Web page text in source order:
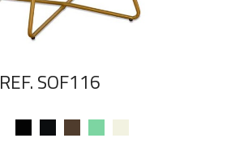
REF. SOF116